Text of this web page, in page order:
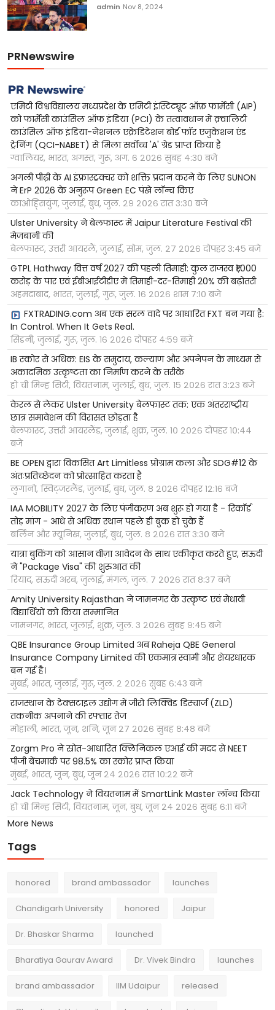
admin Nov 8, 2024
PRNewswire
एमिटी विश्वविद्यालय मध्यप्रदेश के एमिटी इंस्टिट्यूट ऑफ़ फार्मेसी (AIP)
को फार्मेसी काउंसिल ऑफ इंडिया (PCI) के तत्वावधान में क़्वालिटी
काउंसिल ऑफ इंडिया-नेशनल एक्रेडिटेशन बोर्ड फॉर एजुकेशन एंड
ट्रेनिंग (QCI-NABET) से मिला सर्वोच्च 'A' ग्रेड प्राप्त किया है
ग्वालियर, भारत, अगस्त, गुरू, अग. ६ २०२६ सुबह ४:३० बजे
अगली पीढ़ी के AI इंफ्रास्ट्रक्चर को शक्ति प्रदान करने के लिए SUNON
ने ErP 2026 के अनुरूप Green EC पंखे लॉन्च किए
काओह्सियुंग, जुलाई, बुध, जुल. २९ २०२६ रात ३:३० बजे
Ulster University ने बेलफास्ट में Jaipur Literature Festival की
मेजबानी की
बेलफास्ट, उत्तरी आयरलैं, जुलाई, सोम, जुल. २७ २०२६ दोपहर ३:४५ बजे
GTPL Hathway वित्त वर्ष 2027 की पहली तिमाही: कुल राजस्व ₹1,000
करोड़ के पार एवं ईबीआईटीडीए में तिमाही-दर-तिमाही 20% की बढ़ोतरी
अहमदाबाद, भारत, जुलाई, गुरू, जुल. १६ २०२६ शाम ७:१० बजे
FXTRADING.com अब एक सरल वादे पर आधारित FXT बन गया है:
In Control. When It Gets Real.
सिडनी, जुलाई, गुरू, जुल. १६ २०२६ दोपहर ४:५९ बजे
IB स्कोर से अधिक: EIS के समुदाय, कल्याण और अपनेपन के माध्यम से
अकादमिक उत्कृष्टता का निर्माण करने के तरीके
हो ची मिन्ह सिटी, वियतनाम, जुलाई, बुध, जुल. १५ २०२६ रात ३:२३ बजे
केरल से लेकर Ulster University बेलफास्ट तक: एक अंतरराष्ट्रीय
छात्र समावेशन की विरासत छोड़ता है
बेलफास्ट, उत्तरी आयरलैंड, जुलाई, शुक्र, जुल. १० २०२६ दोपहर १०:४४
बजे
BE OPEN द्वारा विकसित Art Limitless प्रोग्राम कला और SDG#12 के
अंतःप्रतिच्छेदन को प्रोत्साहित करता है
लुगानो, स्विट्जरलैंड, जुलाई, बुध, जुल. ८ २०२६ दोपहर १२:१६ बजे
IAA MOBILITY 2027 के लिए पंजीकरण अब शुरू हो गया है - रिकॉर्ड
तोड़ मांग - आधे से अधिक स्थान पहले ही बुक हो चुके हैं
बर्लिन और म्यूनिख, जुलाई, बुध, जुल. ८ २०२६ रात ३:३० बजे
यात्रा बुकिंग को आसान वीज़ा आवेदन के साथ एकीकृत करते हुए, सऊदी
ने "Package Visa" की शुरुआत की
रियाद, सऊदी अरब, जुलाई, मंगल, जुल. ७ २०२६ रात ८:३७ बजे
Amity University Rajasthan ने जामनगर के उत्कृष्ट एवं मेधावी
विद्यार्थियों को किया सम्मानित
जामनगर, भारत, जुलाई, शुक्र, जुल. ३ २०२६ सुबह ९:४५ बजे
QBE Insurance Group Limited अब Raheja QBE General
Insurance Company Limited की एकमात्र स्वामी और शेयरधारक
बन गई है।
मुंबई, भारत, जुलाई, गुरू, जुल. २ २०२६ सुबह ६:४३ बजे
राजस्थान के टेक्सटाइल उद्योग में जीरो लिक्विड डिस्चार्ज (ZLD)
तकनीक अपनाने की रफ्तार तेज
मोहाली, भारत, जून, शनि, जून २७ २०२६ सुबह ८:४८ बजे
Zorgm Pro ने स्रोत-आधारित क्लिनिकल एआई की मदद से NEET
पीजी बेंचमार्क पर 98.5% का स्कोर प्राप्त किया
मुंबई, भारत, जून, बुध, जून २४ २०२६ रात १०:२२ बजे
Jack Technology ने वियतनाम में SmartLink Master लॉन्च किया
हो ची मिन्ह सिटी, वियतनाम, जून, बुध, जून २४ २०२६ सुबह ६:११ बजे
More News
Tags
honored brand ambassador launches
Chandigarh University honored Jaipur
Dr. Bhaskar Sharma launched
Bharatiya Gaurav Award Dr. Vivek Bindra launches
brand ambassador IIM Udaipur released